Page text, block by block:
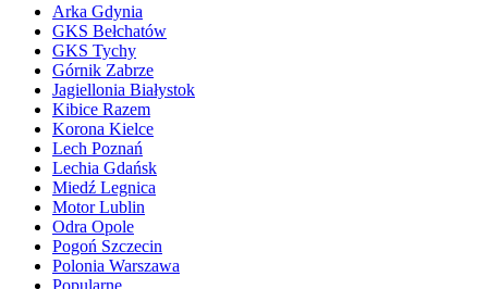
Arka Gdynia
GKS Bełchatów
GKS Tychy
Górnik Zabrze
Jagiellonia Białystok
Kibice Razem
Korona Kielce
Lech Poznań
Lechia Gdańsk
Miedź Legnica
Motor Lublin
Odra Opole
Pogoń Szczecin
Polonia Warszawa
Popularne